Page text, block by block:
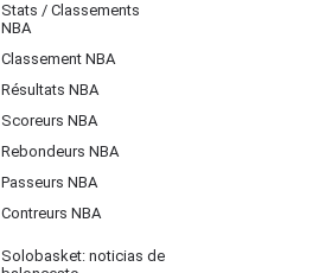
Stats / Classements
NBA
Classement NBA
Résultats NBA
Scoreurs NBA
Rebondeurs NBA
Passeurs NBA
Contreurs NBA
Solobasket: noticias de